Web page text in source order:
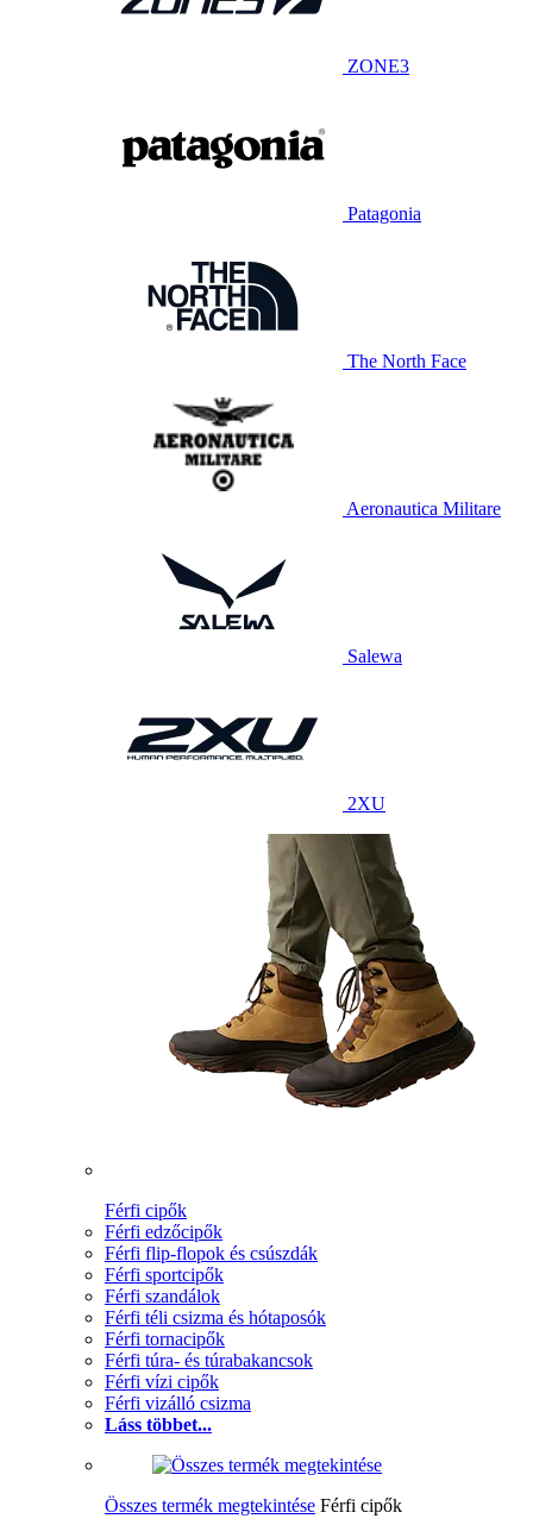
ZONE3
Patagonia
The North Face
Aeronautica Militare
Salewa
2XU
Férfi cipők
Férfi edzőcipők
Férfi flip-flopok és csúszdák
Férfi sportcipők
Férfi szandálok
Férfi téli csizma és hótaposók
Férfi tornacipők
Férfi túra- és túrabakancsok
Férfi vízi cipők
Férfi vizálló csizma
Láss többet...
Összes termék megtekintése Férfi cipők